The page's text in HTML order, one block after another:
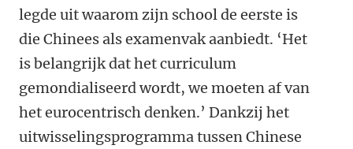
legde uit waarom zijn school de eerste is
die Chinees als examenvak aanbiedt. ‘Het
is belangrijk dat het curriculum
gemondialiseerd wordt, we moeten af van
het eurocentrisch denken.’ Dankzij het
uitwisselingsprogramma tussen Chinese